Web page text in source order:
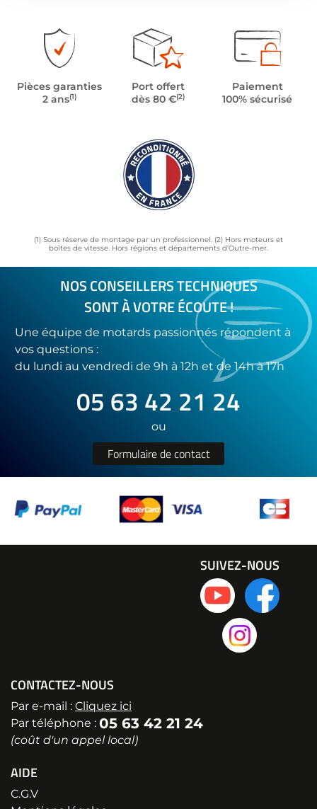
Pièces garanties
2 ans(1)
Port offert
dès 80 €(2)
Paiement
100% sécurisé
(1) Sous réserve de montage par un professionnel. (2) Hors moteurs et
boîtes de vitesse. Hors régions et départements d’Outre-mer.
NOS CONSEILLERS TECHNIQUES
SONT À VOTRE ÉCOUTE !
Une équipe de motards passionnés répondent à
vos questions :
du lundi au vendredi de 9h à 12h et de 14h à 17h
05 63 42 21 24
ou
Formulaire de contact
CONTACTEZ-NOUS
Par e-mail : Cliquez ici
Par téléphone : 05 63 42 21 24
(coût d'un appel local)
AIDE
C.G.V
SUIVEZ-NOUS